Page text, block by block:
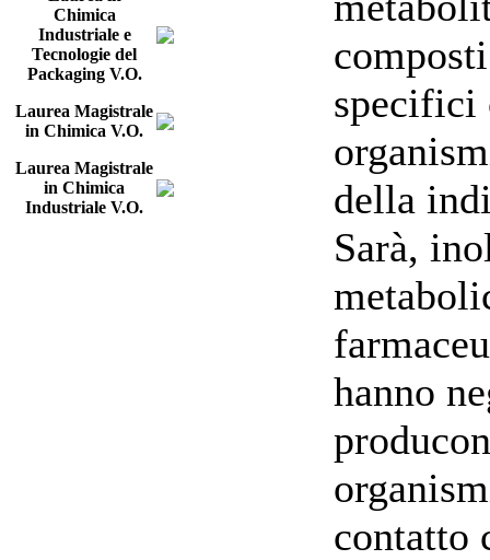
Chimica
Industriale e
Tecnologie del
Packaging V.O.
Laurea Magistrale
in Chimica V.O.
Laurea Magistrale
in Chimica
Industriale V.O.
specifici
della
Sarà,
hanno
contatto